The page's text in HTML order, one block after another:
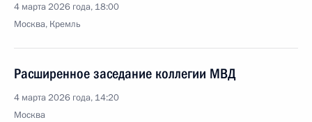
4 марта 2026 года, 18:00
Москва, Кремль
Расширенное заседание коллегии МВД
4 марта 2026 года, 14:20
Москва